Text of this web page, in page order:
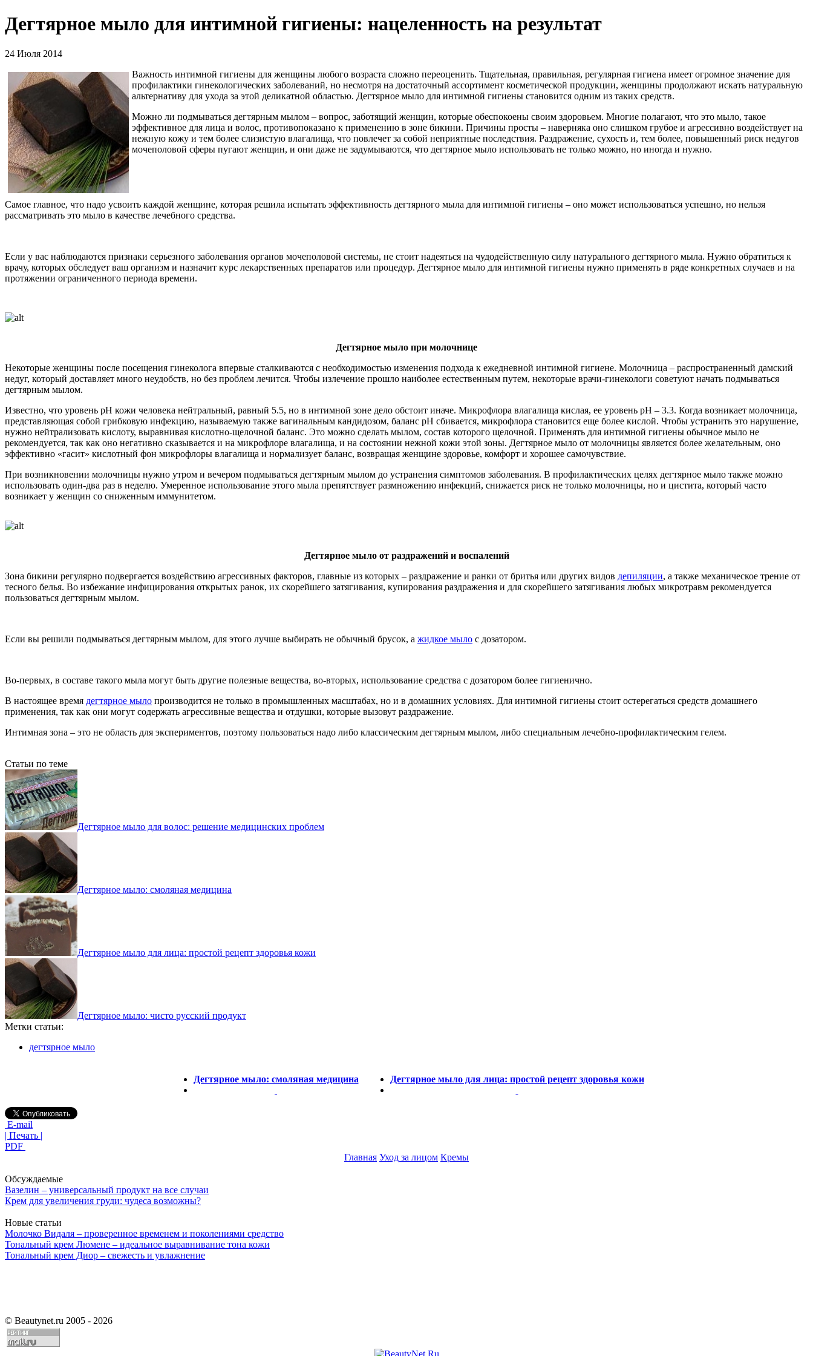
Дегтярное мыло для интимной гигиены: нацеленность на результат
24 Июля 2014
Важность интимной гигиены для женщины любого возраста сложно переоценить. Тщательная, правильная, регулярная гигиена имеет огромное значение для
профилактики гинекологических заболеваний, но несмотря на достаточный ассортимент косметической продукции, женщины продолжают искать натуральную
альтернативу для ухода за этой деликатной областью. Дегтярное мыло для интимной гигиены становится одним из таких средств.
Можно ли подмываться дегтярным мылом – вопрос, заботящий женщин, которые обеспокоены своим здоровьем. Многие полагают, что это мыло, такое
эффективное для лица и волос, противопоказано к применению в зоне бикини. Причины просты – наверняка оно слишком грубое и агрессивно воздействует на
нежную кожу и тем более слизистую влагалища, что повлечет за собой неприятные последствия. Раздражение, сухость и, тем более, повышенный риск недугов
мочеполовой сферы пугают женщин, и они даже не задумываются, что дегтярное мыло использовать не только можно, но иногда и нужно.
Самое главное, что надо усвоить каждой женщине, которая решила испытать эффективность дегтярного мыла для интимной гигиены – оно может использоваться успешно, но нельзя
рассматривать это мыло в качестве лечебного средства.
Если у вас наблюдаются признаки серьезного заболевания органов мочеполовой системы, не стоит надеяться на чудодейственную силу натурального дегтярного мыла. Нужно обратиться к
врачу, которых обследует ваш организм и назначит курс лекарственных препаратов или процедур. Дегтярное мыло для интимной гигиены нужно применять в ряде конкретных случаев и на
протяжении ограниченного периода времени.
Дегтярное мыло при молочнице
Некоторые женщины после посещения гинеколога впервые сталкиваются с необходимостью изменения подхода к ежедневной интимной гигиене. Молочница – распространенный дамский
недуг, который доставляет много неудобств, но без проблем лечится. Чтобы излечение прошло наиболее естественным путем, некоторые врачи-гинекологи советуют начать подмываться
дегтярным мылом.
Известно, что уровень pH кожи человека нейтральный, равный 5.5, но в интимной зоне дело обстоит иначе. Микрофлора влагалища кислая, ее уровень pH – 3.3. Когда возникает молочница,
представляющая собой грибковую инфекцию, называемую также вагинальным кандидозом, баланс pH сбивается, микрофлора становится еще более кислой. Чтобы устранить это нарушение,
нужно нейтрализовать кислоту, выравнивая кислотно-щелочной баланс. Это можно сделать мылом, состав которого щелочной. Применять для интимной гигиены обычное мыло не
рекомендуется, так как оно негативно сказывается и на микрофлоре влагалища, и на состоянии нежной кожи этой зоны. Дегтярное мыло от молочницы является более желательным, оно
эффективно «гасит» кислотный фон микрофлоры влагалища и нормализует баланс, возвращая женщине здоровье, комфорт и хорошее самочувствие.
При возникновении молочницы нужно утром и вечером подмываться дегтярным мылом до устранения симптомов заболевания. В профилактических целях дегтярное мыло также можно
использовать один-два раз в неделю. Умеренное использование этого мыла препятствует размножению инфекций, снижается риск не только молочницы, но и цистита, который часто
возникает у женщин со сниженным иммунитетом.
Дегтярное мыло от раздражений и воспалений
Зона бикини регулярно подвергается воздействию агрессивных факторов, главные из которых – раздражение и ранки от бритья или других видов депиляции, а также механическое трение от
тесного белья. Во избежание инфицирования открытых ранок, их скорейшего затягивания, купирования раздражения и для скорейшего затягивания любых микротравм рекомендуется
пользоваться дегтярным мылом.
Если вы решили подмываться дегтярным мылом, для этого лучше выбирать не обычный брусок, а жидкое мыло с дозатором.
Во-первых, в составе такого мыла могут быть другие полезные вещества, во-вторых, использование средства с дозатором более гигиенично.
В настоящее время дегтярное мыло производится не только в промышленных масштабах, но и в домашних условиях. Для интимной гигиены стоит остерегаться средств домашнего
применения, так как они могут содержать агрессивные вещества и отдушки, которые вызовут раздражение.
Интимная зона – это не область для экспериментов, поэтому пользоваться надо либо классическим дегтярным мылом, либо специальным лечебно-профилактическим гелем.
Статьи по теме
Дегтярное мыло для волос: решение медицинских проблем
Дегтярное мыло: смоляная медицина
Дегтярное мыло для лица: простой рецепт здоровья кожи
Дегтярное мыло: чисто русский продукт
Метки статьи:
дегтярное мыло
Дегтярное мыло: смоляная медицина Дегтярное мыло для лица: простой рецепт здоровья кожи
E-mail
| Печать |
PDF
Главная Уход за лицом Кремы
Обсуждаемые
Вазелин – универсальный продукт на все случаи
Крем для увеличения груди: чудеса возможны?
Новые статьи
Молочко Видаля – проверенное временем и поколениями средство
Тональный крем Люмене – идеальное выравнивание тона кожи
Тональный крем Диор – свежесть и увлажнение
© Beautynet.ru 2005 - 2026